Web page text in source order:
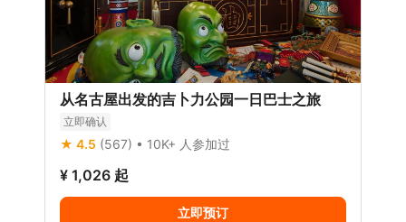
从名古屋出发的吉卜力公园一日巴士之旅
立即确认
★ 4.5 (567) • 10K+ 人参加过
¥ 1,026 起
立即预订